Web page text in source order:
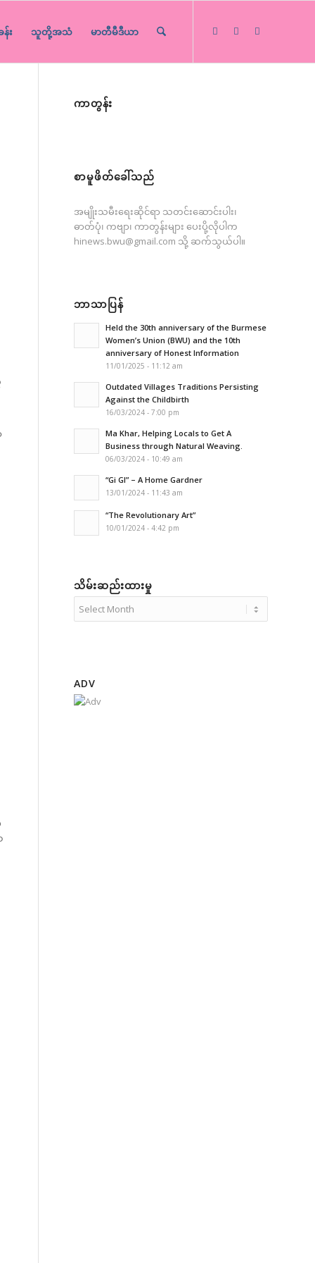
န်း သူတို့အသံ မာတီမီဒီယာ
ကာတွန်း
စာမူဖိတ်ခေါ်သည်
အမျိုးသမီးရေးဆိုင်ရာ သတင်းဆောင်းပါး၊
ဓာတ်ပုံ၊ ကဗျာ၊ ကာတွန်းများ ပေးပို့လိုပါက
hinews.bwu@gmail.com သို့ ဆက်သွယ်ပါ။
ဘာသာပြန်
Held the 30th anniversary of the Burmese
Women’s Union (BWU) and the 10th
anniversary of Honest Information
11/01/2025 - 11:12 am
Outdated Villages Traditions Persisting
Against the Childbirth
16/03/2024 - 7:00 pm
Ma Khar, Helping Locals to Get A
Business through Natural Weaving.
06/03/2024 - 10:49 am
“Gi GI” – A Home Gardner
13/01/2024 - 11:43 am
“The Revolutionary Art”
10/01/2024 - 4:42 pm
သိမ်းဆည်းထားမှု
ADV